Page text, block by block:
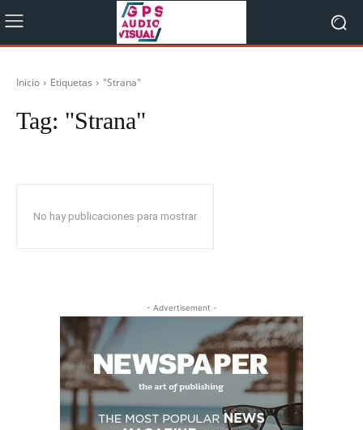
Inicio Etiquetas "Strana"
Tag: "Strana"
No hay publicaciones para mostrar
- Advertisement -